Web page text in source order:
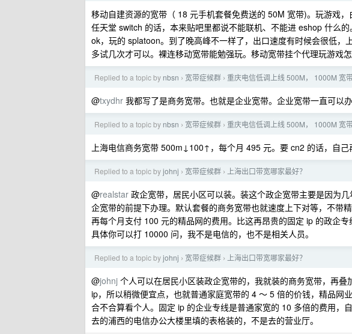
移动自建资源的宽带（ 18 元手机套餐免费送的 50M 宽带)。玩游戏，
任天堂 switch 的话，本来贴吧里都说不能联机、不能进 eshop 什么
ok，玩的 splatoon。到了晚高峰不一样了，出口速度有时候会很低
多试几次才可以。裸连移动宽带能勉强玩。移动宽带挂个代理玩游戏怎
Replied to a topic by nbsn › 宽带症候群 › 重庆电信低调上线 500M， 1000M 宽
@txydhr 我都写了是商务宽带。也就是企业宽带。企业宽带一直可以办
Replied to a topic by nbsn › 宽带症候群 › 重庆电信低调上线 500M， 1000M 宽
上海电信商务宽带 500m↓100↑，每个月 495 元。要 cn2 的话，自己
Replied to a topic byjohnj › 宽带症候群 › 上海出口带宽哪家最好？
@realstar 政企宽带，居民小区可以装。装这个政企宽带主要是因为
企宽带的前提下办理。默认套餐的商务宽带也就速度上下对等，不带
再每个月支付 100 元的精品网的费用。比这再昂贵的固定 ip 的政企专
具体你可以打 10000 问，我不是电信的，也不是相关人员。
Replied to a topic byjohnj › 宽带症候群 › 上海出口带宽哪家最好？
@johnj 个人可以在居民小区装政企宽带的，我就装的商务宽带，再
ip，所以稍微便宜点，也就普通家庭宽带的 4 ～ 5 倍的价钱，精品网
合不合算看个人。固定 ip 的企业专线是普通家宽的 10 多倍的费用，
去的浦西的电信办公大楼里填的表格装的，不是去的营业厅。